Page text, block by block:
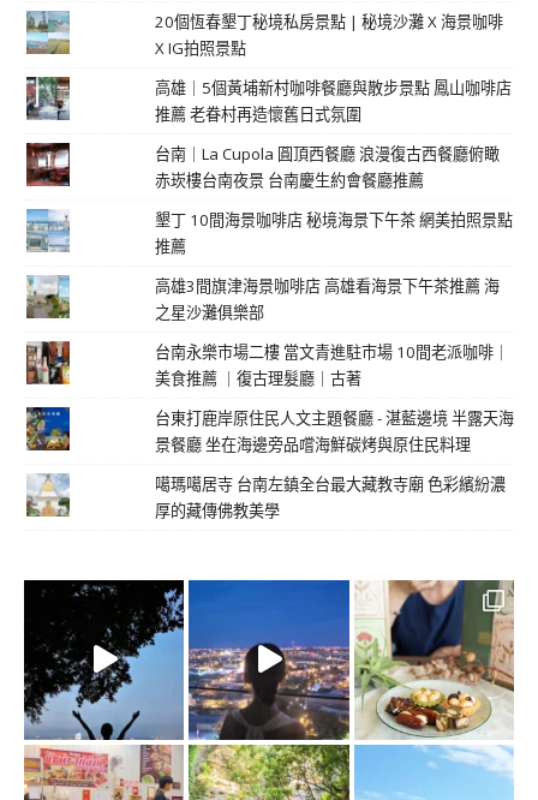
20個恆春墾丁秘境私房景點 | 秘境沙灘 X 海景咖啡
X IG拍照景點
高雄｜5個黃埔新村咖啡餐廳與散步景點 鳳山咖啡店
推薦 老眷村再造懷舊日式氛圍
台南｜La Cupola 圓頂西餐廳 浪漫復古西餐廳俯瞰
赤崁樓台南夜景 台南慶生約會餐廳推薦
墾丁 10間海景咖啡店 秘境海景下午茶 網美拍照景點
推薦
高雄3間旗津海景咖啡店 高雄看海景下午茶推薦 海
之星沙灘俱樂部
台南永樂市場二樓 當文青進駐市場 10間老派咖啡｜
美食推薦 ｜復古理髮廳｜古著
台東打鹿岸原住民人文主題餐廳 - 湛藍邊境 半露天海
景餐廳 坐在海邊旁品嚐海鮮碳烤與原住民料理
噶瑪噶居寺 台南左鎮全台最大藏教寺廟 色彩繽紛濃
厚的藏傳佛教美學